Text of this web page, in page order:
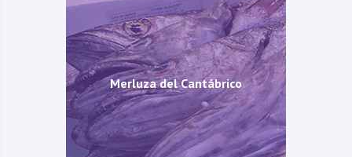
Merluza del Cantábrico